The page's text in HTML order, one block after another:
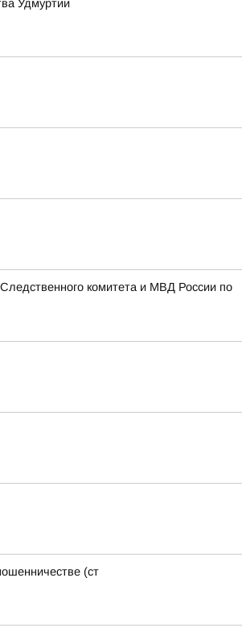
Удмуртии
комитета и МВД России по
(ст